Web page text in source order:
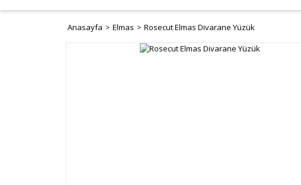
Anasayfa Elmas Rosecut Elmas Divarane Yüzük